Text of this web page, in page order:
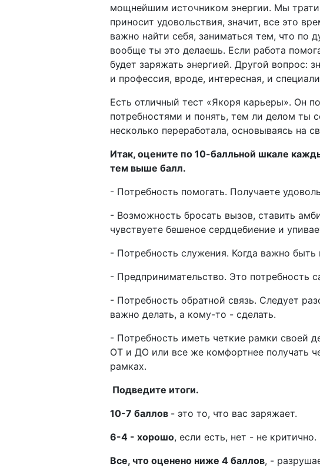
мощнейшим источником энергии. Мы
приносит удовольствия, значит, все это
важно найти себя, заниматься тем, что по
вообще ты это делаешь. Если работа
будет заряжать энергией. Другой вопрос:
и профессия, вроде, интересная, и
Есть отличный тест «Якоря карьеры». Он
потребностями и понять, тем ли делом ты
несколько переработала, основываясь на
Итак, оцените по 10-балльной шкале
тем выше балл.
- Потребность помогать. Получаете
- Возможность бросать вызов, ставить
чувствуете бешеное сердцебиение и
- Потребность служения. Когда важно
- Предпринимательство. Это потребность
- Потребность обратной связь. Следует
важно делать, а кому-то - сделать.
- Потребность иметь четкие рамки своей
ОТ и ДО или все же комфортнее получать
рамках.
Подведите итоги.
10-7 баллов - это то, что вас заряжает.
6-4 - хорошо, если есть, нет - не критично.
Все, что оценено ниже 4 баллов, -